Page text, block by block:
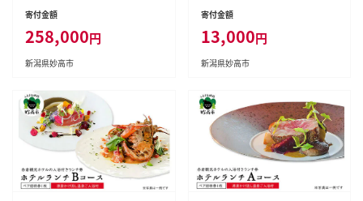
ト(500ml×12本)全12回
寄付金額
258,000円
新潟県妙高市
寄付金額
13,000円
新潟県妙高市